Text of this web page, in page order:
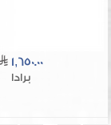
1,650.00
برادا